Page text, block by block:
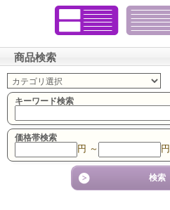
商品検索
キーワード検索
価格帯検索
円 ～ 円